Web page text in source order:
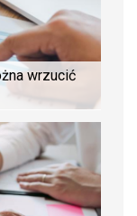
wrzucić